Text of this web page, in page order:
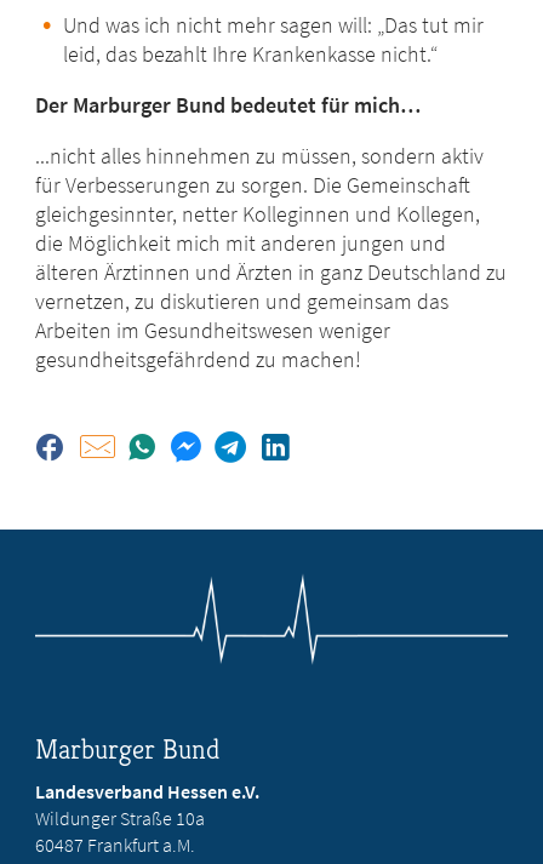
Und was ich nicht mehr sagen will: „Das tut mir
leid, das bezahlt Ihre Krankenkasse nicht.“
Der Marburger Bund bedeutet für mich…
...nicht alles hinnehmen zu müssen, sondern aktiv
für Verbesserungen zu sorgen. Die Gemeinschaft
gleichgesinnter, netter Kolleginnen und Kollegen,
die Möglichkeit mich mit anderen jungen und
älteren Ärztinnen und Ärzten in ganz Deutschland zu
vernetzen, zu diskutieren und gemeinsam das
Arbeiten im Gesundheitswesen weniger
gesundheitsgefährdend zu machen!
Marburger Bund
Landesverband Hessen e.V.
Wildunger Straße 10a
60487 Frankfurt a.M.